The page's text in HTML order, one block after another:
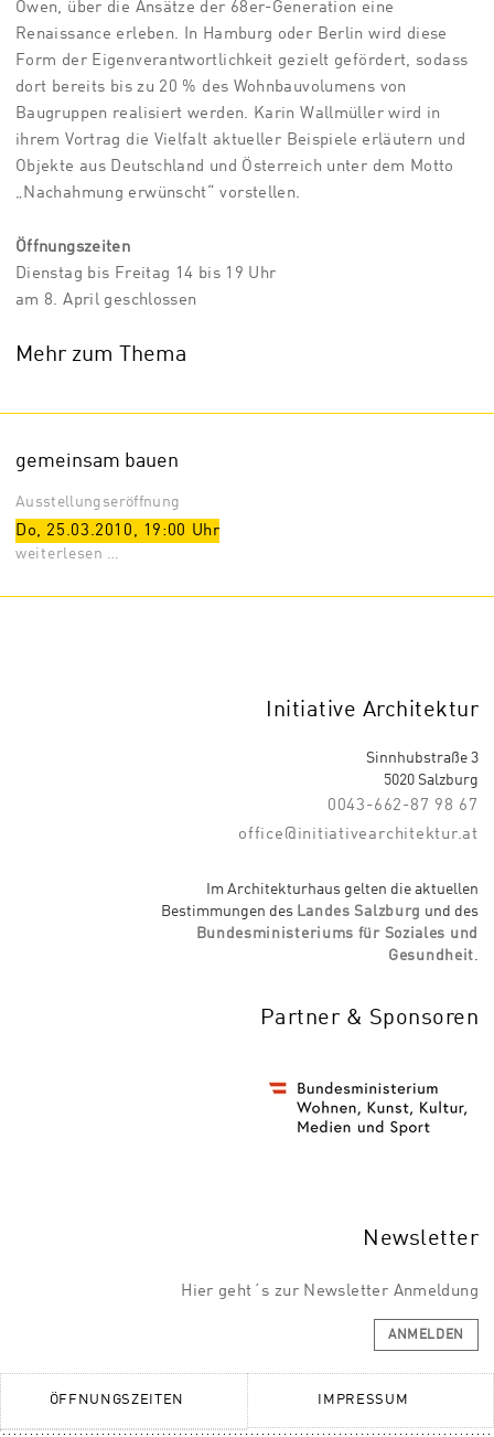
Owen, über die Ansätze der 68er-Generation eine
Renaissance erleben. In Hamburg oder Berlin wird diese
Form der Eigenverantwortlichkeit gezielt gefördert, sodass
dort bereits bis zu 20 % des Wohnbauvolumens von
Baugruppen realisiert werden. Karin Wallmüller wird in
ihrem Vortrag die Vielfalt aktueller Beispiele erläutern und
Objekte aus Deutschland und Österreich unter dem Motto
„Nachahmung erwünscht“ vorstellen.
Öffnungszeiten
Dienstag bis Freitag 14 bis 19 Uhr
am 8. April geschlossen
Mehr zum Thema
gemeinsam bauen
Ausstellungseröffnung
Do, 25.03.2010, 19:00 Uhr
weiterlesen …
Initiative Architektur
Sinnhubstraße 3
5020 Salzburg
0043-662-87 98 67
office@initiativearchitektur.at
Im Architekturhaus gelten die aktuellen
Bestimmungen des Landes Salzburg und des
Bundesministeriums für Soziales und
Gesundheit
Partner & Sponsoren
Newsletter
Hier geht´s zur Newsletter Anmeldung
ANMELDEN
ÖFFNUNGSZEITEN IMPRESSUM